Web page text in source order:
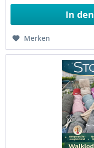
In den
Merken